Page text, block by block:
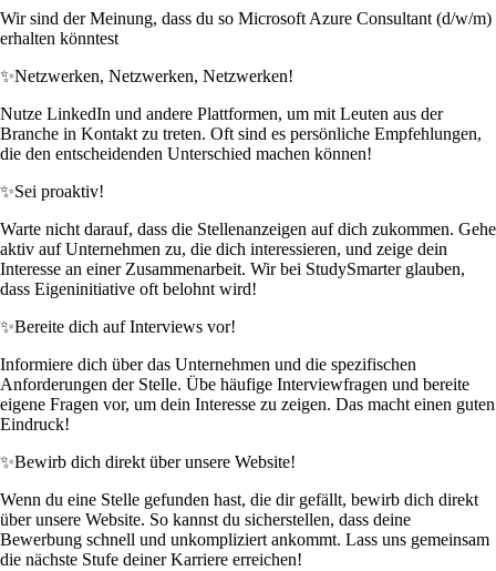
Wir sind der Meinung, dass du so Microsoft Azure Consultant (d/w/m)
erhalten könntest
✨Netzwerken, Netzwerken, Netzwerken!
Nutze LinkedIn und andere Plattformen, um mit Leuten aus der
Branche in Kontakt zu treten. Oft sind es persönliche Empfehlungen,
die den entscheidenden Unterschied machen können!
✨Sei proaktiv!
Warte nicht darauf, dass die Stellenanzeigen auf dich zukommen. Gehe
aktiv auf Unternehmen zu, die dich interessieren, und zeige dein
Interesse an einer Zusammenarbeit. Wir bei StudySmarter glauben,
dass Eigeninitiative oft belohnt wird!
✨Bereite dich auf Interviews vor!
Informiere dich über das Unternehmen und die spezifischen
Anforderungen der Stelle. Übe häufige Interviewfragen und bereite
eigene Fragen vor, um dein Interesse zu zeigen. Das macht einen guten
Eindruck!
✨Bewirb dich direkt über unsere Website!
Wenn du eine Stelle gefunden hast, die dir gefällt, bewirb dich direkt
über unsere Website. So kannst du sicherstellen, dass deine
Bewerbung schnell und unkompliziert ankommt. Lass uns gemeinsam
die nächste Stufe deiner Karriere erreichen!